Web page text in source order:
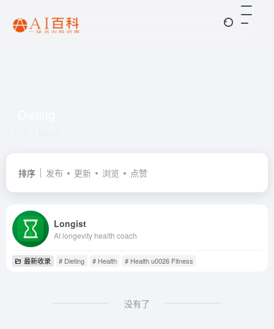
排序 发布 更新 浏览 点赞
Longist
AI longevity health coach
最新收录 # Dieting # Health # Health u0026 Fitness
没有了